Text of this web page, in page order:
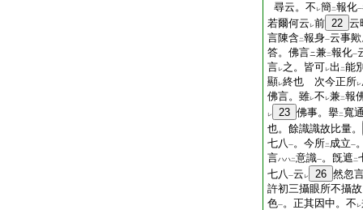
尋云。不 レ簡二報化一
若爾何云 レ前 22 云
言陳含二報身一云事
答。佛言ニ兼二報化一
言レ之。皆可レ出 二能
顯レ終也 次今正所レ
佛言。雖レ不 レ兼二報
レ 23 佛事。擧二寬
也。餘識識故比量。
七八一。今所二 成立一
言ハハ二意識一。旣遮 二
七八一云 レ 26 然忽
許初三攝眼所不攝
色一。正其因中。不 レ